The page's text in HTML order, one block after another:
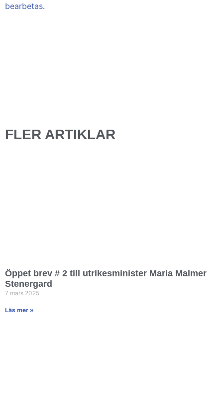
bearbetas.
FLER ARTIKLAR
Öppet brev # 2 till utrikesminister Maria Malmer
Stenergard
7 mars 2025
Läs mer »